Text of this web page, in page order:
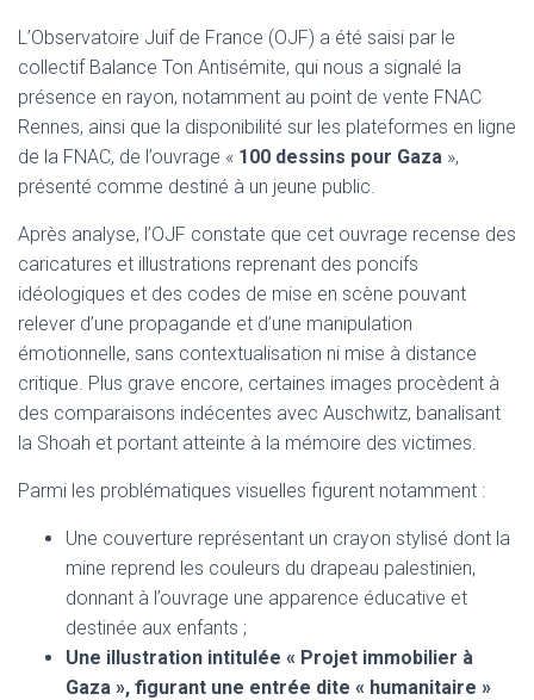
L’Observatoire Juif de France (OJF) a été saisi par le
collectif Balance Ton Antisémite, qui nous a signalé la
présence en rayon, notamment au point de vente FNAC
Rennes, ainsi que la disponibilité sur les plateformes en ligne
de la FNAC, de l’ouvrage « 100 dessins pour Gaza »,
présenté comme destiné à un jeune public.
Après analyse, l’OJF constate que cet ouvrage recense des
caricatures et illustrations reprenant des poncifs
idéologiques et des codes de mise en scène pouvant
relever d’une propagande et d’une manipulation
émotionnelle, sans contextualisation ni mise à distance
critique. Plus grave encore, certaines images procèdent à
des comparaisons indécentes avec Auschwitz, banalisant
la Shoah et portant atteinte à la mémoire des victimes.
Parmi les problématiques visuelles figurent notamment :
Une couverture représentant un crayon stylisé dont la
mine reprend les couleurs du drapeau palestinien,
donnant à l’ouvrage une apparence éducative et
destinée aux enfants ;
Une illustration intitulée « Projet immobilier à
Gaza », figurant une entrée dite « humanitaire »